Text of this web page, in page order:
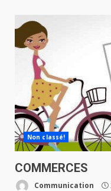
Non classé!
COMMERCES
Communication